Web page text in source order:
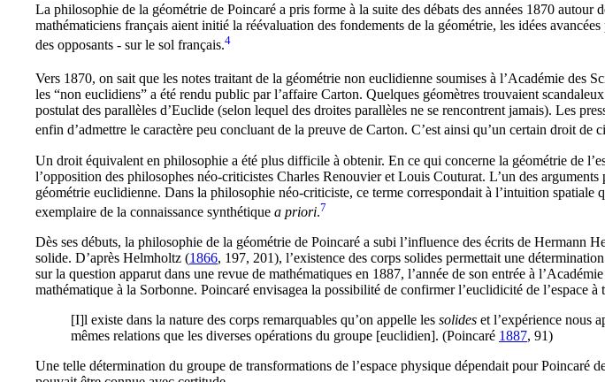
La philosophie de la géométrie de Poincaré a pris forme à la suite des débats des années 1870
mathématiciens français aient initié la réévaluation des fondements de la géométrie, les idées
des opposants - sur le sol français.4
Vers 1870, on sait que les notes traitant de la géométrie non euclidienne soumises à l’Académie des
les “non euclidiens” a été rendu public par l’affaire Carton. Quelques géomètres trouvaient
postulat des parallèles d’Euclide (selon lequel des droites parallèles ne se rencontrent jamais). Les
enfin d’admettre le caractère peu concluant de la preuve de Carton. C’est ainsi qu’un certain droit
Un droit équivalent en philosophie a été plus difficile à obtenir. En ce qui concerne la géométrie de
l’opposition des philosophes néo-criticistes Charles Renouvier et Louis Couturat. L’un des
géométrie euclidienne. Dans la philosophie néo-criticiste, ce terme correspondait à l’intuition
exemplaire de la connaissance synthétique a priori.7
Dès ses débuts, la philosophie de la géométrie de Poincaré a subi l’influence des écrits de Hermann
solide. D’après Helmholtz (1866, 197, 201), l’existence des corps solides permettait une
sur la question apparut dans une revue de mathématiques en 1887, l’année de son entrée à
mathématique à la Sorbonne. Poincaré envisagea la possibilité de confirmer l’euclidicité de l’espace à
[I]l existe dans la nature des corps remarquables qu’on appelle les solides et l’expérience nous
mêmes relations que les diverses opérations du groupe [euclidien]. (Poincaré 1887, 91)
Une telle détermination du groupe de transformations de l’espace physique dépendait pour Poincaré